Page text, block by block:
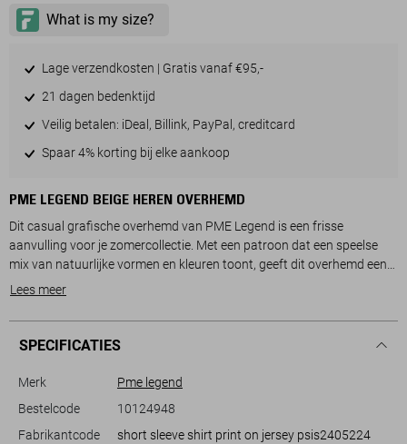
Lage verzendkosten | Gratis vanaf €95,-
21 dagen bedenktijd
Veilig betalen: iDeal, Billink, PayPal, creditcard
Spaar 4% korting bij elke aankoop
PME LEGEND BEIGE HEREN OVERHEMD
Dit casual grafische overhemd van PME Legend is een frisse
aanvulling voor je zomercollectie. Met een patroon dat een speelse
mix van natuurlijke vormen en kleuren toont, geeft dit overhemd een
levendige uitstraling die perfect is voor zonnige dagen. Vervaardigd
comfortabel in warme omstandigheden. De korte mouwen en de
normale lengte maken het ideaal voor informele gelegenheden, van
een ontspannen en toch verfijnde look geeft. De klassieke puntkraag
en de knoopsluiting voegen een tijdloos element toe dat eenvoudig
Lees meer
SPECIFICATIES
Merk
Pme legend
Bestelcode
10124948
Fabrikantcode
short sleeve shirt print on jersey psis2405224